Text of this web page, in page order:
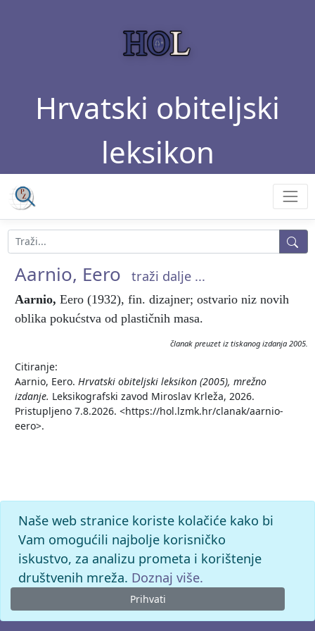
Hrvatski obiteljski
leksikon
Aarnio, Eero traži dalje ...
Aarnio, Eero (1932), fin. dizajner; ostvario niz novih
oblika pokućstva od plastičnih masa.
članak preuzet iz tiskanog izdanja 2005.
Citiranje:
Aarnio, Eero. Hrvatski obiteljski leksikon (2005), mrežno
izdanje. Leksikografski zavod Miroslav Krleža, 2026.
Pristupljeno 7.8.2026. <https://hol.lzmk.hr/clanak/aarnio-
eero>.
Naše web stranice koriste kolačiće kako bi
Vam omogućili najbolje korisničko
iskustvo, za analizu prometa i korištenje
društvenih mreža. Doznaj više.
Prihvati
© 2026. -Leksikografski zavodMiroslav Krleža